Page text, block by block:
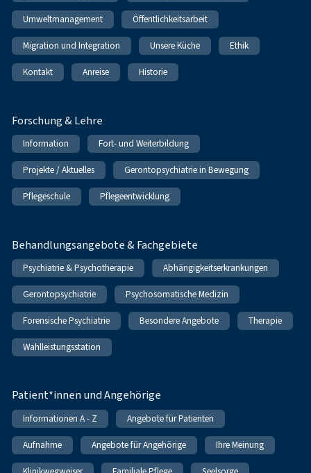
Umweltmanagement Öffentlichkeitsarbeit
Migration und Integration Unsere Küche Ethik
Kontakt Anreise Historie
Forschung & Lehre
Information Fort- und Weiterbildung
Projekte / Aktuelles Gerontopsychiatrie in Bewegung
Pflegeschule Pflegeentwicklung
Behandlungsangebote & Fachgebiete
Psychiatrie & Psychotherapie Abhängigkeitserkrankungen
Gerontopsychiatrie Psychosomatische Medizin
Forensische Psychiatrie Besondere Angebote Therapie
Wahlleistungsstation
Patient*innen und Angehörige
Informationen A - Z Angebote für Patienten
Aufnahme Angebote für Angehörige Ihre Meinung